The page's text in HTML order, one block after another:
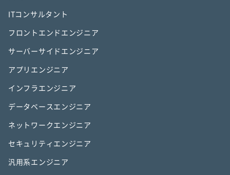
ITコンサルタント
フロントエンドエンジニア
サーバーサイドエンジニア
アプリエンジニア
インフラエンジニア
データベースエンジニア
ネットワークエンジニア
セキュリティエンジニア
汎用系エンジニア